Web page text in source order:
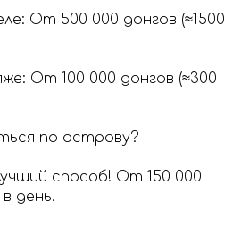
От 500 000 донгов (≈1500
От 100 000 донгов (≈300
по острову?
способ! От 150 000
день.